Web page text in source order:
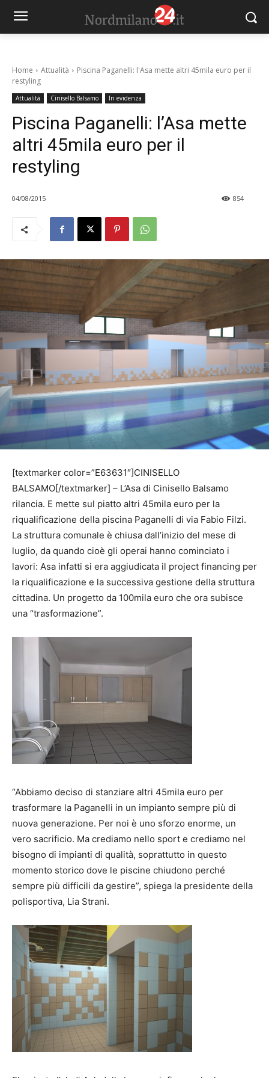
Home Attualità
Piscina Paganelli: l'Asa mette altri 45mila euro per il
restyling
Attualità Cinisello Balsamo In evidenza
Piscina Paganelli: l’Asa mette
altri 45mila euro per il
restyling
04/08/2015 854
[textmarker color=”E63631″]CINISELLO
BALSAMO[/textmarker] – L’Asa di Cinisello Balsamo
rilancia. E mette sul piatto altri 45mila euro per la
riqualificazione della piscina Paganelli di via Fabio Filzi.
La struttura comunale è chiusa dall’inizio del mese di
luglio, da quando cioè gli operai hanno cominciato i
lavori: Asa infatti si era aggiudicata il project financing per
la riqualificazione e la successiva gestione della struttura
cittadina. Un progetto da 100mila euro che ora subisce
una “trasformazione”.
“Abbiamo deciso di stanziare altri 45mila euro per
trasformare la Paganelli in un impianto sempre più di
nuova generazione. Per noi è uno sforzo enorme, un
vero sacrificio. Ma crediamo nello sport e crediamo nel
bisogno di impianti di qualità, soprattutto in questo
momento storico dove le piscine chiudono perché
sempre più difficili da gestire”, spiega la presidente della
polisportiva, Lia Strani.